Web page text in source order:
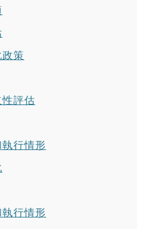
策
評估
行情形
行情形